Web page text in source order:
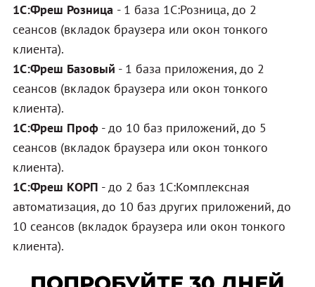
1С:Фреш Розница - 1 база 1С:Розница, до 2
сеансов (вкладок браузера или окон тонкого
клиента).
1С:Фреш Базовый - 1 база приложения, до 2
сеансов (вкладок браузера или окон тонкого
клиента).
1С:Фреш Проф - до 10 баз приложений, до 5
сеансов (вкладок браузера или окон тонкого
клиента).
1С:Фреш КОРП - до 2 баз 1С:Комплексная
автоматизация, до 10 баз других приложений, до
10 сеансов (вкладок браузера или окон тонкого
клиента).